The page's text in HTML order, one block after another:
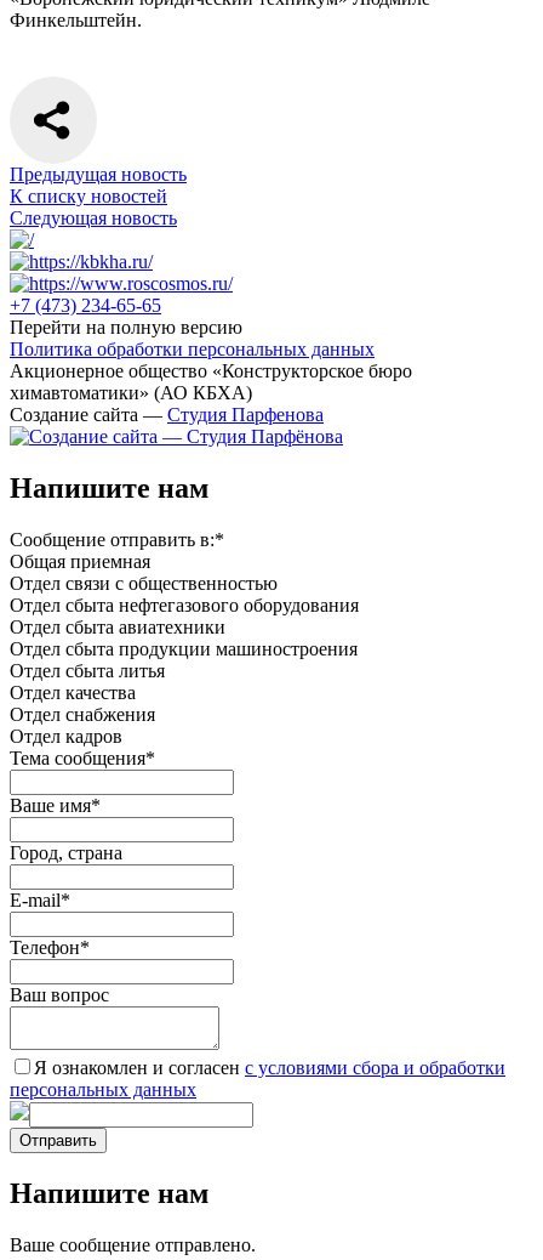
Финкельштейн.
Предыдущая новость
К списку новостей
Следующая новость
+7 (473) 234-65-65
Перейти на полную версию
Политика обработки персональных данных
Акционерное общество «Конструкторское бюро
химавтоматики» (АО КБХА)
Создание сайта — Студия Парфенова
Напишите нам
Сообщение отправить в:*
Общая приемная
Отдел связи с общественностью
Oтдел сбыта нефтегазового оборудования
Отдел сбыта авиатехники
Отдел сбыта продукции машиностроения
Отдел сбыта литья
Отдел качества
Oтдел снабжения
Отдел кадров
Тема сообщения*
Ваше имя*
Город, страна
E-mail*
Телефон*
Ваш вопрос
Я ознакомлен и согласен c условиями сбора и обработки
персональных данных
Отправить
Напишите нам
Ваше сообщение отправлено.